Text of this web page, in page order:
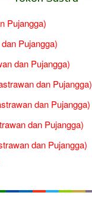
Pujangga)
Pujangga)
dan Pujangga)
dan Pujangga)
dan Pujangga)
dan Pujangga)
dan Pujangga)